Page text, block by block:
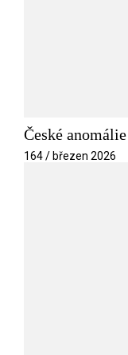
České anomálie
164 / březen 2026